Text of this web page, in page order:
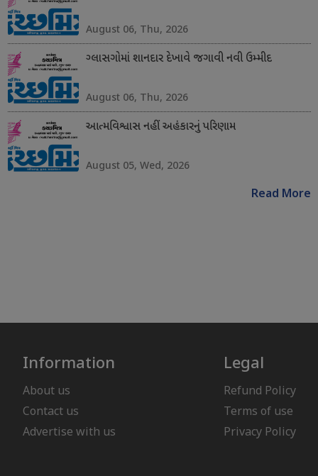
August 06, Thu, 2026
ગ્લાસગોમાં શાનદાર દેખાવે જગાવી નવી ઉમ્મીદ
August 06, Thu, 2026
આત્મવિશ્વાસ નહીં અહંકારનું પરિણામ
August 05, Wed, 2026
Read More
Information
About us
Contact us
Advertise with us
Legal
Refund Policy
Terms of use
Privacy Policy